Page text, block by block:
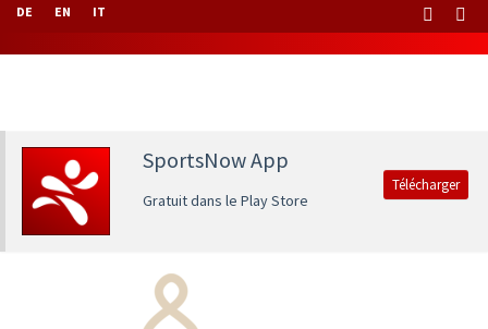
DE EN IT
SportsNow App
Gratuit dans le Play Store
Télécharger